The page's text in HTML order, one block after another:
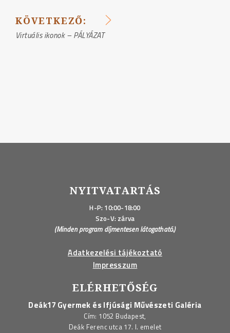
NAVIGÁCIÓ
KÖVETKEZŐ:
Virtuális ikonok – PÁLYÁZAT
NYITVATARTÁS
H-P: 10:00-18:00
Szo-V: zárva
(Minden program díjmentesen látogatható.)
Adatkezelési tájékoztató
Impresszum
ELÉRHETŐSÉG
Deák17 Gyermek és Ifjúsági Művészeti Galéria
Cím: 1052 Budapest,
Deák Ferenc utca 17. I. emelet